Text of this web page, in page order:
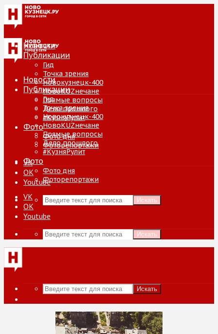
Новости
Публикации
Гид
Точка зрения
Новокузнецк-400
НовоKUZнечане
Прямые вопросы
Дело прошлого
#КузняРулит
Фото
Фото дня
Фоторепортажи
VK
ОК
Youtube
Искать
Новости
Публикации
Гид
Точка зрения
Новокузнецк-400
НовоKUZнечане
Прямые вопросы
Дело прошлого
#КузняРулит
Фото
Фото дня
Фоторепортажи
VK
ОК
Youtube
Искать
Искать